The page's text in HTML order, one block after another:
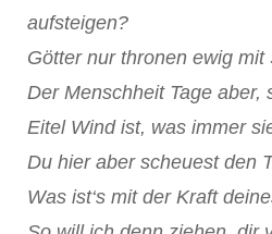
aufsteigen?
Götter nur thronen ewig mit
Der Menschheit Tage aber,
Eitel Wind ist, was immer
Du hier aber scheuest den
Was ist‘s mit der Kraft